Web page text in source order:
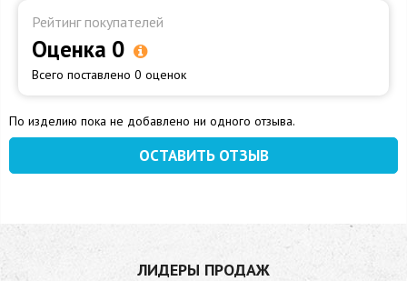
Рейтинг покупателей
Оценка 0
Всего поставлено 0 оценок
По изделию пока не добавлено ни одного отзыва.
ОСТАВИТЬ ОТЗЫВ
ЛИДЕРЫ ПРОДАЖ